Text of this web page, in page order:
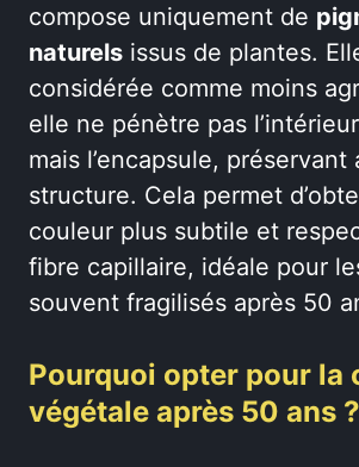
compose uniquement de
naturels issus de plantes.
considérée comme moins
elle ne pénètre pas
mais l’encapsule, préservant
structure. Cela permet
couleur plus subtile et
fibre capillaire, idéale pour
souvent fragilisés après 50
Pourquoi opter pour la
végétale après 50 ans ?